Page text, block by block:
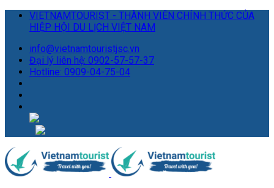
VIETNAMTOURIST - THÀNH VIÊN CHÍNH THỨC CỦA
HIỆP HỘI DU LỊCH VIỆT NAM
info@vietnamtouristjsc.vn
Đại lý liên hệ: 0902-57-57-37
Hotline: 0909-04-75-04